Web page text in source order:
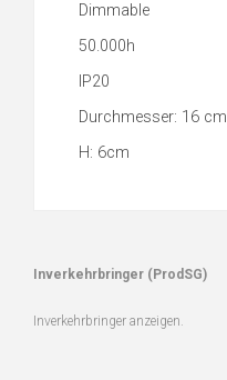
Dimmable
50.000h
IP20
Durchmesser: 16 cm
H: 6cm
Inverkehrbringer (ProdSG)
Inverkehrbringer anzeigen.